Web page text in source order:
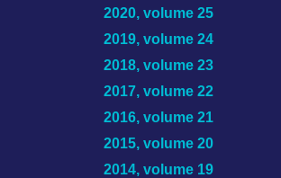
2020, volume 25
2019, volume 24
2018, volume 23
2017, volume 22
2016, volume 21
2015, volume 20
2014, volume 19